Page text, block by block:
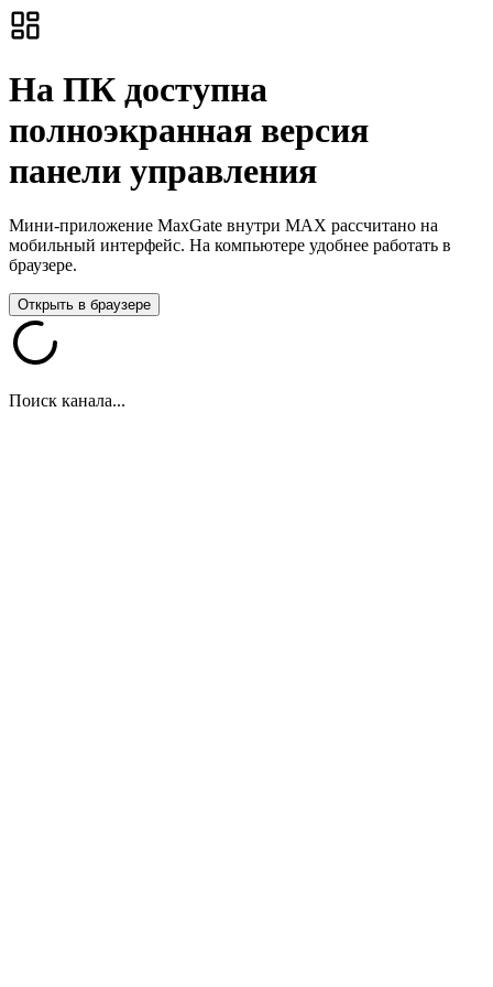
На ПК доступна
полноэкранная версия
панели управления
Мини-приложение MaxGate внутри MAX рассчитано на
мобильный интерфейс. На компьютере удобнее работать в
браузере.
Открыть в браузере
Поиск канала...